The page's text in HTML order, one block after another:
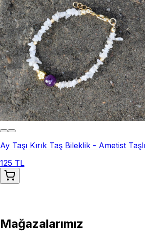
Ay Taşı Kırık Taş Bileklik - Ametist
125 TL
Mağazalarımız